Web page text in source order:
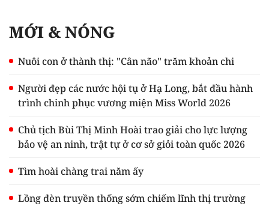
MỚI & NÓNG
Nuôi con ở thành thị: "Cân não" trăm khoản chi
Người đẹp các nước hội tụ ở Hạ Long, bắt đầu hành
trình chinh phục vương miện Miss World 2026
Chủ tịch Bùi Thị Minh Hoài trao giải cho lực lượng
bảo vệ an ninh, trật tự ở cơ sở giỏi toàn quốc 2026
Tìm hoài chàng trai năm ấy
Lồng đèn truyền thống sớm chiếm lĩnh thị trường